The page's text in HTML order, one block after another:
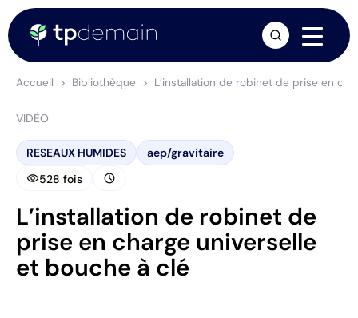
Accueil Bibliothèque L’installation de robinet de prise en
VIDÉO
RESEAUX HUMIDES aep/gravitaire
visibility528 fois schedule
L’installation de robinet de
prise en charge universelle
et bouche à clé
arrow_forward